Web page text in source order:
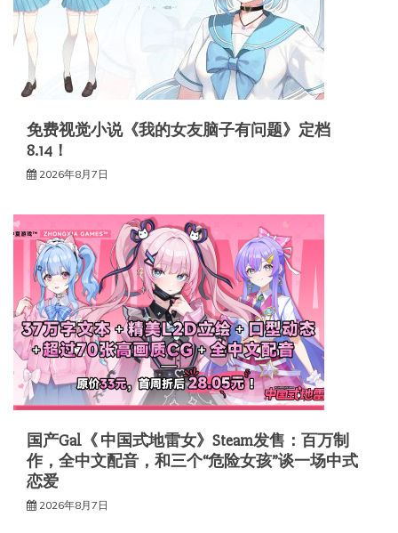
免费视觉小说《我的女友脑子有问题》定档
8.14！
2026年8月7日
国产Gal《 中国式地雷女》Steam发售：百万制
作，全中文配音，和三个“危险女孩”谈一场中式
恋爱
2026年8月7日